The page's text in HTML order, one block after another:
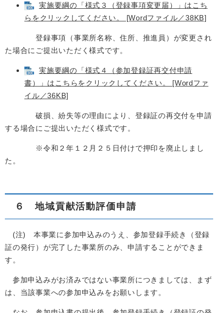
実施要綱の「様式３（登録事項変更届）」はこち
らをクリックしてください。 [Wordファイル／38KB]
登録事項（事業所名称、住所、推進員）が変更され
た場合にご提出いただく様式です。
実施要綱の「様式４（参加登録証再交付申請
書）」はこちらをクリックしてください。 [Wordファ
イル／36KB]
破損、紛失等の理由により、登録証の再交付を申請
する場合にご提出いただく様式です。
※令和２年１２月２５日付けで押印を廃止しまし
た。
６ 地域貢献活動評価申請
(注) 本事業に参加申込みのうえ、参加登録手続き（登録
証の発行）が完了した事業所のみ、申請することができま
す。
参加申込みがお済みではない事業所につきましては、まず
は、当該事業への参加申込みをお願いします。